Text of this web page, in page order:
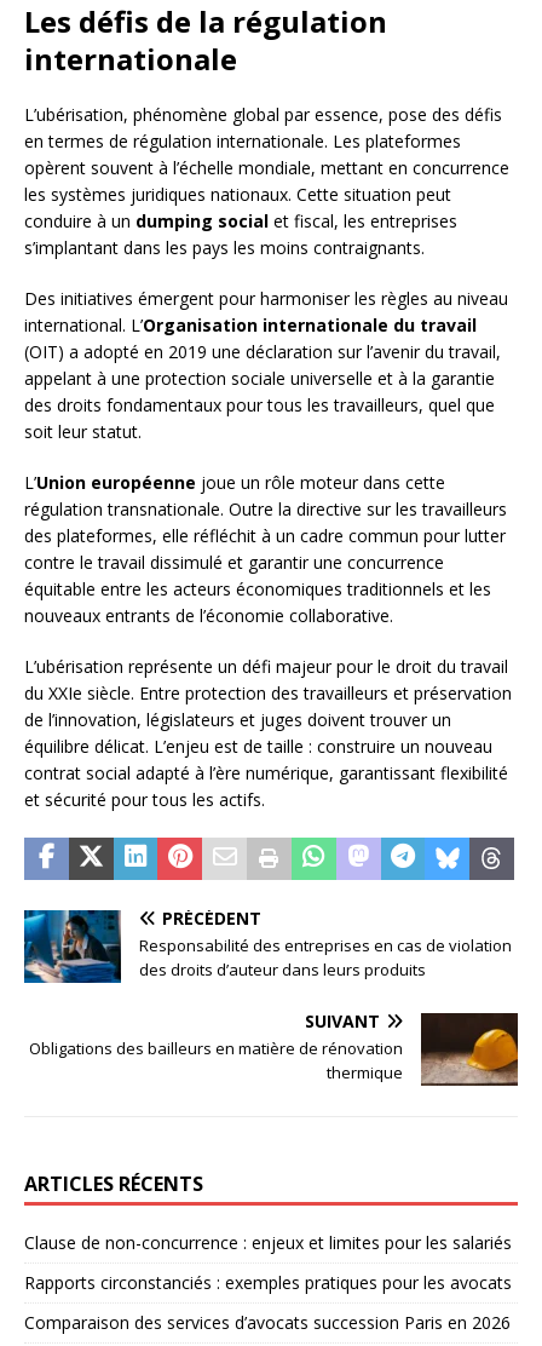
Les défis de la régulation
internationale
L’ubérisation, phénomène global par essence, pose des défis
en termes de régulation internationale. Les plateformes
opèrent souvent à l’échelle mondiale, mettant en concurrence
les systèmes juridiques nationaux. Cette situation peut
conduire à un dumping social et fiscal, les entreprises
s’implantant dans les pays les moins contraignants.
Des initiatives émergent pour harmoniser les règles au niveau
international. L’Organisation internationale du travail
(OIT) a adopté en 2019 une déclaration sur l’avenir du travail,
appelant à une protection sociale universelle et à la garantie
des droits fondamentaux pour tous les travailleurs, quel que
soit leur statut.
L’Union européenne joue un rôle moteur dans cette
régulation transnationale. Outre la directive sur les travailleurs
des plateformes, elle réfléchit à un cadre commun pour lutter
contre le travail dissimulé et garantir une concurrence
équitable entre les acteurs économiques traditionnels et les
nouveaux entrants de l’économie collaborative.
L’ubérisation représente un défi majeur pour le droit du travail
du XXIe siècle. Entre protection des travailleurs et préservation
de l’innovation, législateurs et juges doivent trouver un
équilibre délicat. L’enjeu est de taille : construire un nouveau
contrat social adapté à l’ère numérique, garantissant flexibilité
et sécurité pour tous les actifs.
PRÉCÉDENT
Responsabilité des entreprises en cas de violation
des droits d’auteur dans leurs produits
SUIVANT
Obligations des bailleurs en matière de rénovation
thermique
ARTICLES RÉCENTS
Clause de non-concurrence : enjeux et limites pour les salariés
Rapports circonstanciés : exemples pratiques pour les avocats
Comparaison des services d’avocats succession Paris en 2026